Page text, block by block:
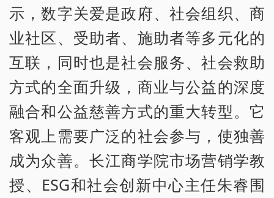
示，数字关爱是政府、社会组织、商
业社区、受助者、施助者等多元化的
互联，同时也是社会服务、社会救助
方式的全面升级，商业与公益的深度
融合和公益慈善方式的重大转型。它
客观上需要广泛的社会参与，使独善
成为众善。长江商学院市场营销学教
授、ESG和社会创新中心主任朱睿围